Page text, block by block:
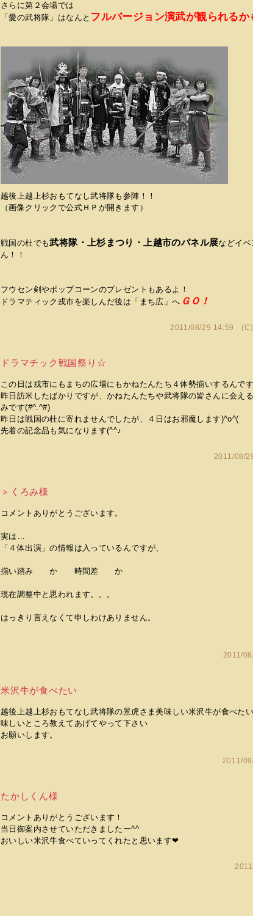
さらに第２会場では
「愛の武将隊」はなんと フルバージョン演武が観られるか
越後上越上杉おもてなし武将隊も参陣！！
（画像クリックで公式ＨＰが開きます）
戦国の杜でも武将隊・上杉まつり・上越市のパネル展などイ
ん！！
フウセン剣やポップコーンのプレゼントもあるよ！
ドラマティック戎市を楽しんだ後は「まち広」へ ＧＯ！
2011/08/29 14:59
ドラマチック戦国祭り☆
この日は戎市にもまちの広場にもかねたんたち４体勢揃いするんで
昨日訪米したばかりですが、かねたんたちや武将隊の皆さんに会え
みです(#^.^#)
昨日は戦国の杜に寄れませんでしたが、４日はお邪魔します)^o^(
先着の記念品も気になります(^^♪
2011/08/
＞くろみ様
コメントありがとうございます。
実は…
「４体出演」の情報は入っているんですが、
揃い踏み か 時間差 か
現在調整中と思われます。。。
はっきり言えなくて申しわけありません。
2011/
米沢牛が食べたい
越後上越上杉おもてなし武将隊の景虎さま美味しい米沢牛が食べた
味しいところ教えてあげてやって下さい
お願いします。
2011/
たかしくん様
コメントありがとうございます！
当日御案内させていただきましたー^^
おいしい米沢牛食べていってくれたと思います❤